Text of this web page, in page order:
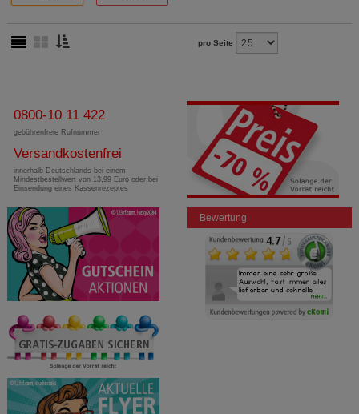
pro Seite
0800-10 11 422
gebührenfreie Rufnummer
Versandkostenfrei
innerhalb Deutschlands bei einem
Mindestbestellwert von 13,99 Euro oder bei
Einsendung eines Kassenrezeptes
Bewertung